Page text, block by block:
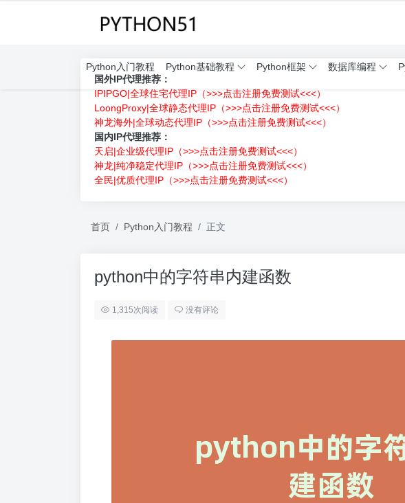
Python入门教程 Python基础教程 Python框架 数据库编程
国外IP代理推荐：
IPIPGO|全球住宅代理IP（>>>点击注册免费测试<<<）
LoongProxy|全球静态代理IP（>>>点击注册免费测试<<<）
神龙海外|全球动态代理IP（>>>点击注册免费测试<<<）
国内IP代理推荐：
天启|企业级代理IP（>>>点击注册免费测试<<<）
神龙|纯净稳定代理IP（>>>点击注册免费测试<<<）
全民|优质代理IP（>>>点击注册免费测试<<<）
首页 Python入门教程 正文
python中的字符串内建函数
1,315次阅读 没有评论